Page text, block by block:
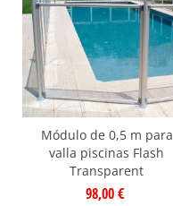
Módulo de 0,5 m para
valla piscinas Flash
Transparent
98,00 €